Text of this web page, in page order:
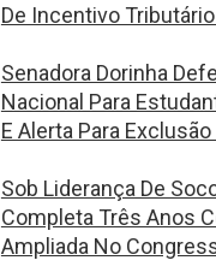
De Incentivo
Senadora Dorinha
Nacional Para
E Alerta Para
Sob Liderança De
Completa Três Anos
Ampliada No